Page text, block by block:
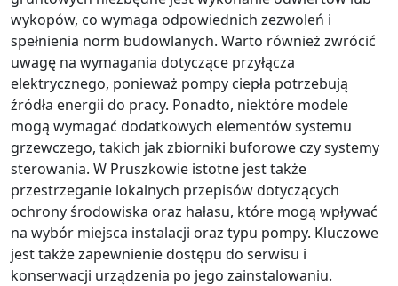
wykopów, co wymaga odpowiednich zezwoleń i
spełnienia norm budowlanych. Warto również zwrócić
uwagę na wymagania dotyczące przyłącza
elektrycznego, ponieważ pompy ciepła potrzebują
źródła energii do pracy. Ponadto, niektóre modele
mogą wymagać dodatkowych elementów systemu
grzewczego, takich jak zbiorniki buforowe czy systemy
sterowania. W Pruszkowie istotne jest także
przestrzeganie lokalnych przepisów dotyczących
ochrony środowiska oraz hałasu, które mogą wpływać
na wybór miejsca instalacji oraz typu pompy. Kluczowe
jest także zapewnienie dostępu do serwisu i
konserwacji urządzenia po jego zainstalowaniu.